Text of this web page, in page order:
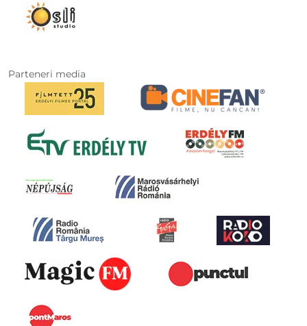
Parteneri media